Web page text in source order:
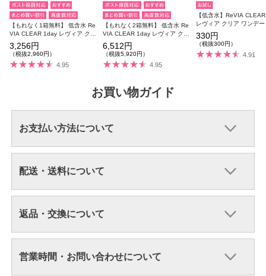
【もれなく1箱無料】 低含水 Re
VIA CLEAR 1day レヴィア クリ
ア 3箱セット 1箱30枚入り合計9
0枚
3,256円
（税抜2,960円）
4.95
【もれなく2箱無料】 低含水 Re
VIA CLEAR 1day レヴィア クリ
ア 6箱セット 1箱30枚入り合計1
80枚
6,512円
（税抜5,920円）
4.95
【低含水】ReVIA
レヴィア クリア ワンデ
1箱5枚入り 【メール便不
330円
（税抜300円）
4.91
お買い物ガイド
お支払い方法について
配送・送料について
返品・交換について
営業時間・お問い合わせについて